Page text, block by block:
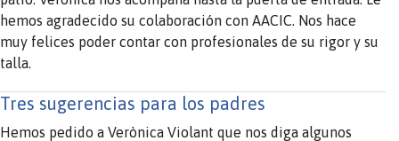
hemos agradecido su colaboración con AACIC. Nos hace
muy felices poder contar con profesionales de su rigor y su
talla.
Tres sugerencias para los padres
Hemos pedido a Verònica Violant que nos diga algunos